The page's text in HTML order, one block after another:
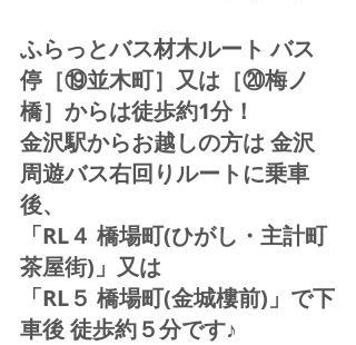
ふらっとバス材木ルート バス
停［⑲並木町］又は［⑳梅ノ
橋］からは徒歩約1分！
金沢駅からお越しの方は 金沢
周遊バス右回りルートに乗車
後、
「RL４ 橋場町(ひがし・主計町
茶屋街)」又は
「RL５ 橋場町(金城樓前)」で下
車後 徒歩約５分です♪